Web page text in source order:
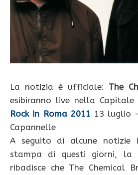
La notizia è ufficiale: The
esibiranno live nella Capitale
Rock in Roma 2011 13 luglio
Capannelle
A seguito di alcune notizie
stampa di questi giorni, la
ribadisce che The Chemical